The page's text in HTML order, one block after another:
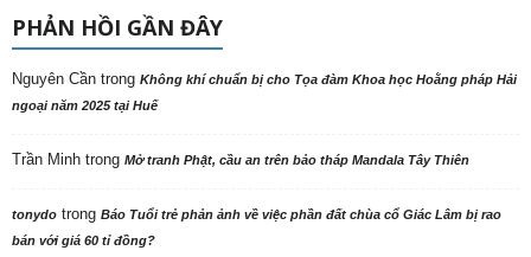
PHẢN HỒI GẦN ĐÂY
Nguyên Cần trong Không khí chuẩn bị cho Tọa đàm Khoa học Hoằng pháp Hải
ngoại năm 2025 tại Huế
Trần Minh trong Mở tranh Phật, cầu an trên bảo tháp Mandala Tây Thiên
tonydo trong Báo Tuổi trẻ phản ảnh về việc phần đất chùa cổ Giác Lâm bị rao
bán với giá 60 tỉ đồng?